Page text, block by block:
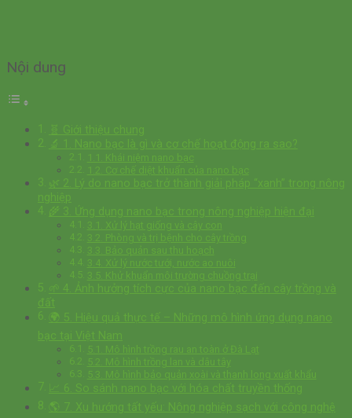
Nội dung
🧬 Giới thiệu chung
🔬 1. Nano bạc là gì và cơ chế hoạt động ra sao?
1.1. Khái niệm nano bạc
1.2. Cơ chế diệt khuẩn của nano bạc
🌿 2. Lý do nano bạc trở thành giải pháp “xanh” trong nông
nghiệp
🌾 3. Ứng dụng nano bạc trong nông nghiệp hiện đại
3.1. Xử lý hạt giống và cây con
3.2. Phòng và trị bệnh cho cây trồng
3.3. Bảo quản sau thu hoạch
3.4. Xử lý nước tưới, nước ao nuôi
3.5. Khử khuẩn môi trường chuồng trại
🌱 4. Ảnh hưởng tích cực của nano bạc đến cây trồng và
đất
🌍 5. Hiệu quả thực tế – Những mô hình ứng dụng nano
bạc tại Việt Nam
5.1. Mô hình trồng rau an toàn ở Đà Lạt
5.2. Mô hình trồng lan và dâu tây
5.3. Mô hình bảo quản xoài và thanh long xuất khẩu
📈 6. So sánh nano bạc với hóa chất truyền thống
🌎 7. Xu hướng tất yếu: Nông nghiệp sạch với công nghệ